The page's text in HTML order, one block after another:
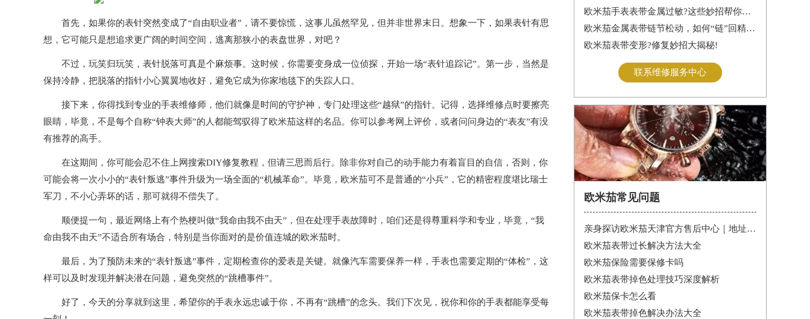
首先，如果你的表针突然变成了“自由职业者”，请不要惊慌，这事儿虽然罕见，但并非世界末日。想象一下，如果表针有思
想，它可能只是想追求更广阔的时间空间，逃离那狭小的表盘世界，对吧？
不过，玩笑归玩笑，表针脱落可真是个麻烦事。这时候，你需要变身成一位侦探，开始一场“表针追踪记”。第一步，当然是
保持冷静，把脱落的指针小心翼翼地收好，避免它成为你家地毯下的失踪人口。
接下来，你得找到专业的手表维修师，他们就像是时间的守护神，专门处理这些“越狱”的指针。记得，选择维修点时要擦亮
眼睛，毕竟，不是每个自称“钟表大师”的人都能驾驭得了欧米茄这样的名品。你可以参考网上评价，或者问问身边的“表友”有没
有推荐的高手。
在这期间，你可能会忍不住上网搜索DIY修复教程，但请三思而后行。除非你对自己的动手能力有着盲目的自信，否则，你
可能会将一次小小的“表针叛逃”事件升级为一场全面的“机械革命”。毕竟，欧米茄可不是普通的“小兵”，它的精密程度堪比瑞士
军刀，不小心弄坏的话，那可就得不偿失了。
顺便提一句，最近网络上有个热梗叫做“我命由我不由天”，但在处理手表故障时，咱们还是得尊重科学和专业，毕竟，“我
命由我不由天”不适合所有场合，特别是当你面对的是价值连城的欧米茄时。
最后，为了预防未来的“表针叛逃”事件，定期检查你的爱表是关键。就像汽车需要保养一样，手表也需要定期的“体检”，这
样可以及时发现并解决潜在问题，避免突然的“跳槽事件”。
好了，今天的分享就到这里，希望你的手表永远忠诚于你，不再有“跳槽”的念头。我们下次见，祝你和你的手表都能享受每
欧米茄手表表带金属过敏?这些妙招帮你轻松解决
欧米茄金属表带链节松动，如何“链”回精致时光?
欧米茄表带变形?修复妙招大揭秘!
联系维修服务中心
欧米茄常见问题
亲身探访欧米茄天津官方售后中心｜地址报修全流程真实经历（2026年6月最新）
欧米茄表带过长解决方法大全
欧米茄保险需要保修卡吗
欧米茄表带掉色处理技巧深度解析
欧米茄保卡怎么看
欧米茄表带掉色解决办法大全